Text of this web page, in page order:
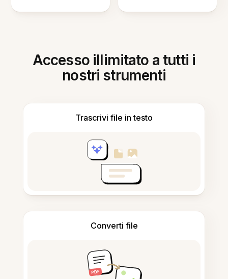
Accesso illimitato a tutti i
nostri strumenti
Trascrivi file in testo
Converti file